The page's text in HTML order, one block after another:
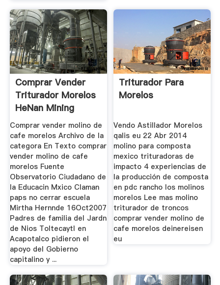
Comprar Vender
Triturador Morelos
HeNan Mining
Heavy ...
Comprar vender molino de
cafe morelos Archivo de la
categora En Texto comprar
vender molino de cafe
morelos Fuente
Observatorio Ciudadano de
la Educacin Mxico Claman
paps no cerrar escuela
Mirtha Hernnde 16Oct2007
Padres de familia del Jardn
de Nios Toltecaytl en
Acapotalco pidieron el
apoyo del Gobierno
capitalino y ...
Triturador Para
Morelos
Vendo Astillador Morelos
qalis eu 22 Abr 2014
molino para composta
mexico trituradoras de
impacto 4 experiencias de
la producción de composta
en pdc rancho los molinos
morelos Lee mas molino
triturador de troncos
comprar vender molino de
cafe morelos deinereisen
eu